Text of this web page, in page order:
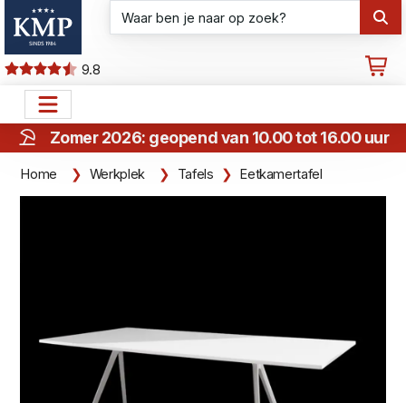
9.8
Zomer 2026: geopend van 10.00 tot 16.00 uur
Home Werkplek Tafels Eetkamertafel